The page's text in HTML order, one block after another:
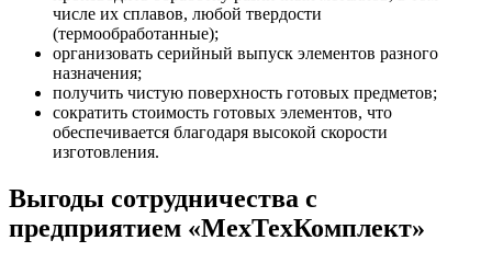
числе их сплавов, любой твердости
(термообработанные);
организовать серийный выпуск элементов разного
назначения;
получить чистую поверхность готовых предметов;
сократить стоимость готовых элементов, что
обеспечивается благодаря высокой скорости
изготовления.
Выгоды сотрудничества с
предприятием «МехТехКомплект»